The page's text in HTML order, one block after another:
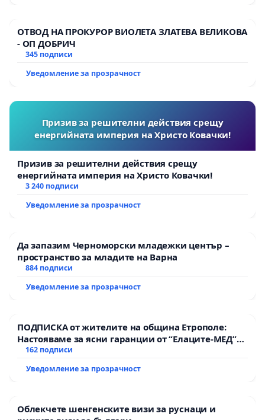
ОТВОД НА ПРОКУРОР ВИОЛЕТА ЗЛАТЕВА ВЕЛИКОВА
- ОП ДОБРИЧ
345 подписи
Уведомление за прозрачност
Призив за решителни действия срещу
енергийната империя на Христо Ковачки!
Призив за решителни действия срещу
енергийната империя на Христо Ковачки!
3 240 подписи
Уведомление за прозрачност
Да запазим Черноморски младежки център –
пространство за младите на Варна
884 подписи
Уведомление за прозрачност
ПОДПИСКА от жителите на община Етрополе:
Настояваме за ясни гаранции от “Елаците-МЕД”
АД и от държавата, че ще се изпълнят всички
162 подписи
Уведомление за прозрачност
Облекчете шенгенските визи за руснаци и